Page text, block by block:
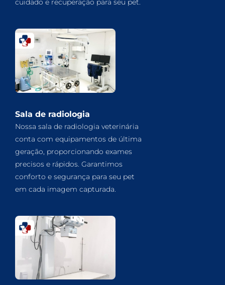
cuidado e recuperação para seu pet.
Sala de radiologia
Nossa sala de radiologia veterinária
conta com equipamentos de última
geração, proporcionando exames
precisos e rápidos. Garantimos
conforto e segurança para seu pet
em cada imagem capturada.